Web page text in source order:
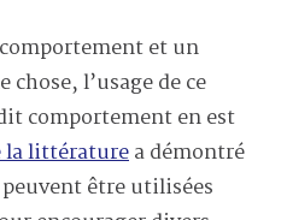
et un
l’usage de ce
comportement en est
la littératurea démontré
être utilisées